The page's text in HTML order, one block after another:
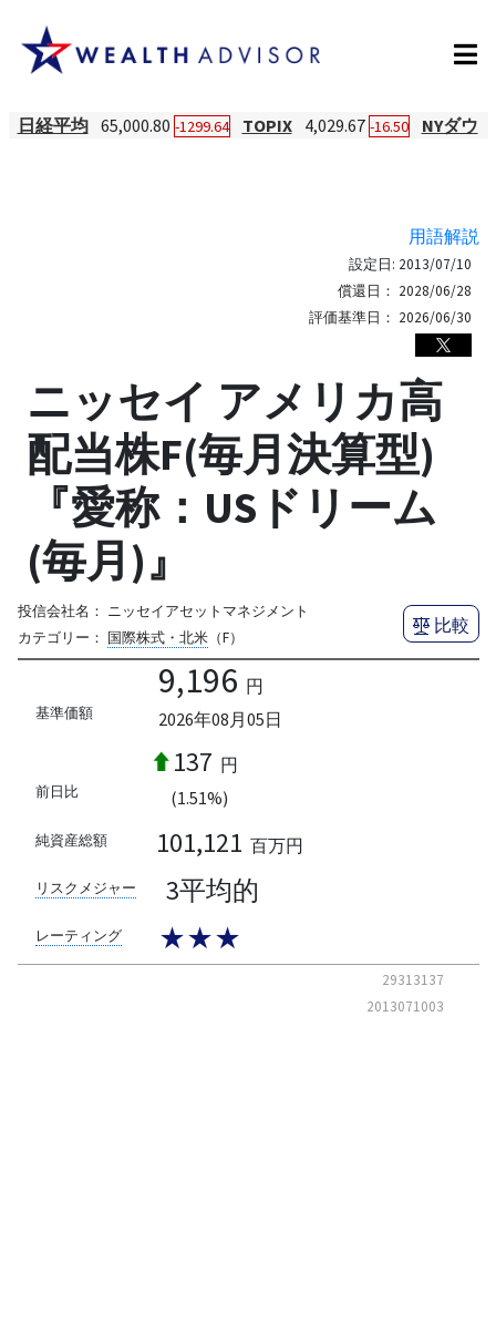
日経平均 65,000.80 -1299.64 TOPIX 4,029.67 -16.50 NYダウ
用語解説
設定日: 2013/07/10
償還日： 2028/06/28
評価基準日： 2026/06/30
ニッセイ アメリカ高
配当株F(毎月決算型)
『愛称：USドリーム
(毎月)』
投信会社名： ニッセイアセットマネジメント
カテゴリー： 国際株式・北米（F）
比較
基準価額
9,196 円
2026年08月05日
前日比
137 円
(1.51%)
純資産総額 101,121 百万円
リスクメジャー 3平均的
レーティング ★★★
29313137
2013071003